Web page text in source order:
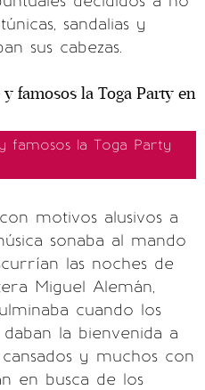
sandalias y
sus cabezas.
famosos la Toga Party
motivos alusivos a
sonaba al mando
las noches de
Miguel Alemán,
cuando los
la bienvenida a
cansados y muchos con
en busca de los